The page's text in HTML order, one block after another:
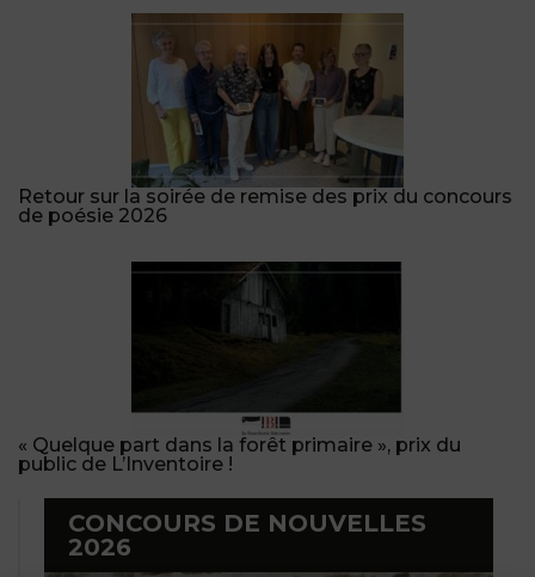
Retour sur la soirée de remise des prix du concours
de poésie 2026
« Quelque part dans la forêt primaire », prix du
public de L’Inventoire !
CONCOURS DE NOUVELLES
2026